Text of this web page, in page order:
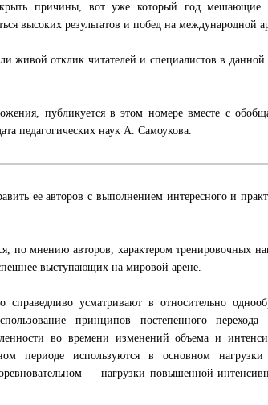
причины, вот уже который год
высоких результатов и побед на международной
живой отклик читателей и специалистов в данной
публикуется в этом номере вместе с
педагогических наук А. Самоукова.
ее авторов с выполнением интересного и
по мнению авторов, характером тренировочных
выступающих на мировой арене.
усматривают в относительно
принципов постепенного перехода
во времени изменений объема и
периоде используются в основном нагрузки
— нагрузки повышенной